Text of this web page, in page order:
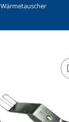
Wärmetauscher